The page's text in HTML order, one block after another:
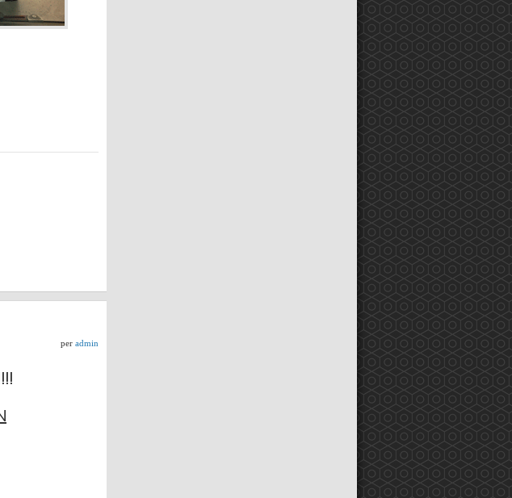
per admin